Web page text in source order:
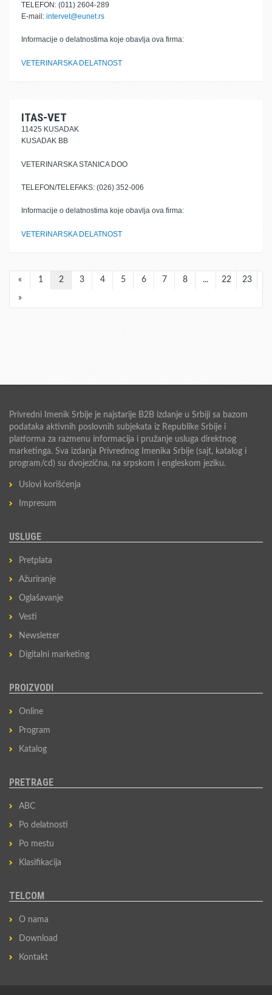
TELEFON: (011) 2604-289
E-mail: intervet@eunet.rs
Informacije o delatnostima koje obavlja ova firma:
VETERINARSKA DELATNOST
ITAS-VET
11425 KUSADAK
KUSADAK BB
VETERINARSKA STANICA DOO
TELEFON/TELEFAKS: (026) 352-006
Informacije o delatnostima koje obavlja ova firma:
VETERINARSKA DELATNOST
« 1 2 3 4 5 6 7 8 ... 22 23
»
Privredni Imenik Srbije je najstarije B2B izdanje u Srbiji sa bazom
podataka aktivnih poslovnih subjekata iz Republike Srbije i
platforma za razmenu informacija i pružanje usluga direktnog
marketinga. Sva izdanja Privrednog Imenika Srbije (sajt, katalog i
program/cd) su dvojezična, na srpskom i engleskom jeziku.
Uslovi korišćenja
Impresum
USLUGE
Pretplata
Ažuriranje
Oglašavanje
Vesti
Newsletter
Digitalni marketing
PROIZVODI
Online
Program
Katalog
PRETRAGE
ABC
Po delatnosti
Po mestu
Klasifikacija
TELCOM
O nama
Download
Kontakt